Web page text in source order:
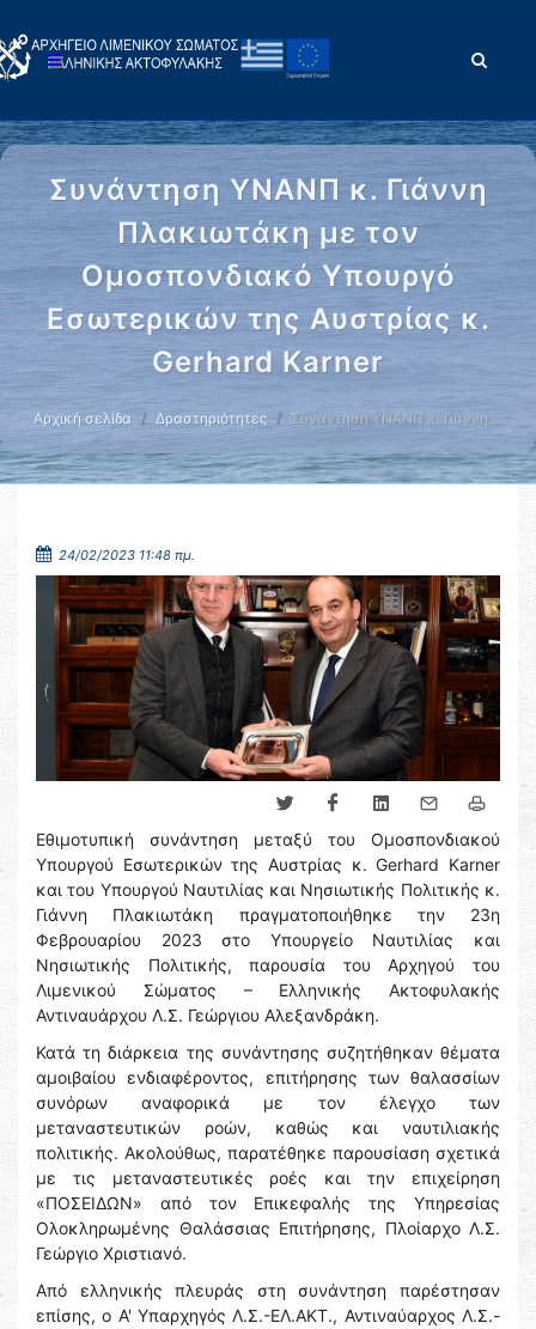
Συνάντηση ΥΝΑΝΠ κ. Γιάννη
Πλακιωτάκη με τον
Ομοσπονδιακό Υπουργό
Εσωτερικών της Αυστρίας κ.
Gerhard Karner
Αρχική σελίδα Δραστηριότητες Συνάντηση ΥΝΑΝΠ κ. Γιάννη …
24/02/2023 11:48 πμ.
Εθιμοτυπική συνάντηση μεταξύ του Ομοσπονδιακού
Υπουργού Εσωτερικών της Αυστρίας κ. Gerhard Karner
και του Υπουργού Ναυτιλίας και Νησιωτικής Πολιτικής κ.
Γιάννη Πλακιωτάκη πραγματοποιήθηκε την 23η
Φεβρουαρίου 2023 στο Υπουργείο Ναυτιλίας και
Νησιωτικής Πολιτικής, παρουσία του Αρχηγού του
Λιμενικού Σώματος – Ελληνικής Ακτοφυλακής
Αντιναυάρχου Λ.Σ. Γεώργιου Αλεξανδράκη.
Κατά τη διάρκεια της συνάντησης συζητήθηκαν θέματα
αμοιβαίου ενδιαφέροντος, επιτήρησης των θαλασσίων
συνόρων αναφορικά με τον έλεγχο των
μεταναστευτικών ροών, καθώς και ναυτιλιακής
πολιτικής. Ακολούθως, παρατέθηκε παρουσίαση σχετικά
με τις μεταναστευτικές ροές και την επιχείρηση
«ΠΟΣΕΙΔΩΝ» από τον Επικεφαλής της Υπηρεσίας
Ολοκληρωμένης Θαλάσσιας Επιτήρησης, Πλοίαρχο Λ.Σ.
Γεώργιο Χριστιανό.
Από ελληνικής πλευράς στη συνάντηση παρέστησαν
επίσης, ο Α' Υπαρχηγός Λ.Σ.-ΕΛ.ΑΚΤ., Αντιναύαρχος Λ.Σ.-